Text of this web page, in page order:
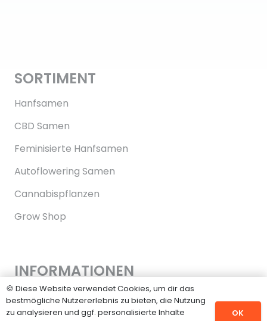
SORTIMENT
Hanfsamen
CBD Samen
Feminisierte Hanfsamen
Autoflowering Samen
Cannabispflanzen
Grow Shop
INFORMATIONEN
Impressum
🍪 Diese Website verwendet Cookies, um dir das
bestmögliche Nutzererlebnis zu bieten, die Nutzung
zu analysieren und ggf. personalisierte Inhalte
OK